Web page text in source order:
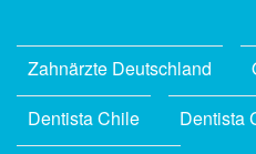
Zahnärzte Deutschland
Dentista Chile
Dentista